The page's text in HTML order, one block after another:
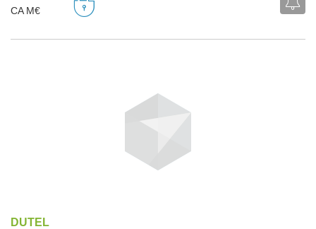
CA M€
DUTEL